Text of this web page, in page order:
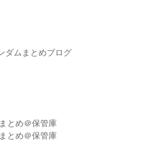
ダムまとめブログ
とめ＠保管庫
とめ＠保管庫